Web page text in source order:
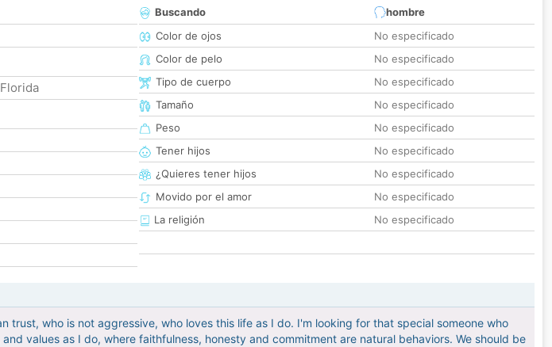
Florida
Buscando
hombre
Color de ojos
No especificado
Color de pelo
No especificado
Tipo de cuerpo
No especificado
Tamaño
No especificado
Peso
No especificado
Tener hijos
No especificado
¿Quieres tener hijos
No especificado
Movido por el amor
No especificado
La religión
No especificado
trust, who is not aggressive, who loves this life as I do. I'm looking for that special someone who
values as I do, where faithfulness, honesty and commitment are natural behaviors. We should be